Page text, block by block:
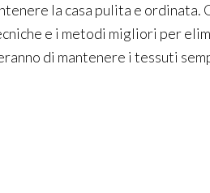
la casa pulita e ordinata.
e i metodi migliori per
di mantenere i tessuti